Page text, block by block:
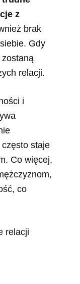
z
brak
Gdy
relacji.
i
staje
Co więcej,
co
relacji